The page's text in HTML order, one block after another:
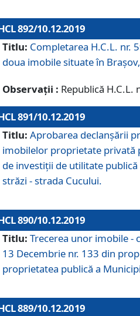
892/10.12.2019
Titlu: Completarea H.C.L. nr.
doua imobile situate în
Observații : Republică H.C.L.
891/10.12.2019
Titlu: Aprobarea declanșării
imobilelor proprietate privată
de investiții de utilitate
străzi - strada Cucului.
890/10.12.2019
Titlu: Trecerea unor imobile -
13 Decembrie nr. 133 din
proprietatea publică a
889/10.12.2019